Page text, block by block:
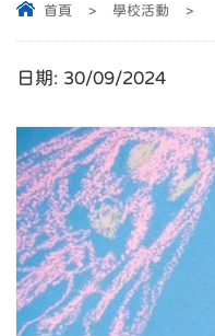
首頁 > 學校活動 >
日期: 30/09/2024